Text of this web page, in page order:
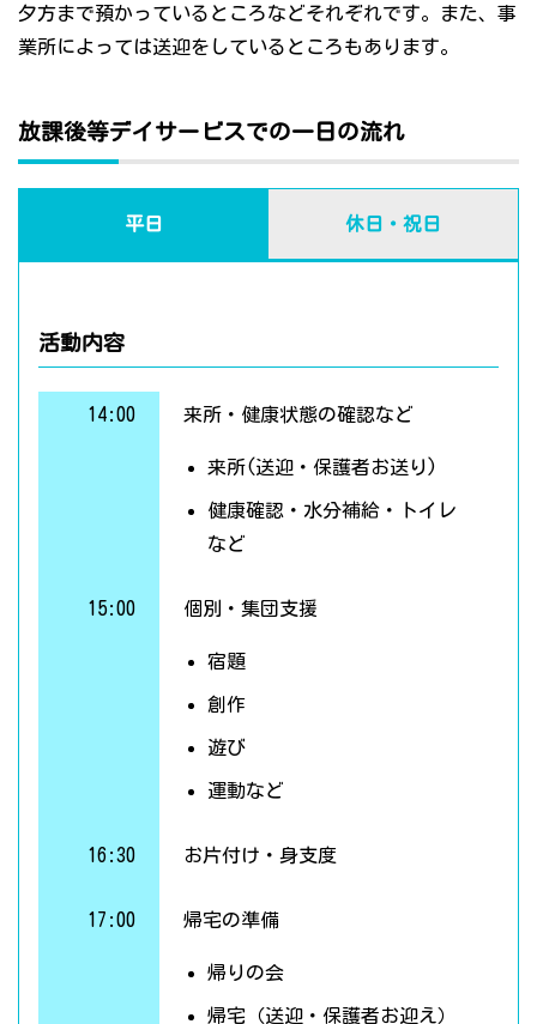
夕方まで預かっているところなどそれぞれです。また、事
業所によっては送迎をしているところもあります。
放課後等デイサービスでの一日の流れ
平日 休日・祝日
活動内容
14:00 来所・健康状態の確認など
来所(送迎・保護者お送り)
健康確認・水分補給・トイレ
など
15:00 個別・集団支援
宿題
創作
遊び
運動など
16:30 お片付け・身支度
17:00 帰宅の準備
帰りの会
帰宅（送迎・保護者お迎え）